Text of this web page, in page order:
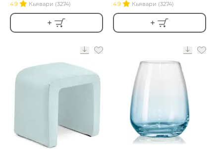
4.9
Кьявари (3274)
4.9
Кьявари (3274)